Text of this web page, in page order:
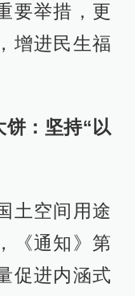
要举措，更
增进民生福
饼：坚持“以
土空间用途
《通知》第
促进内涵式